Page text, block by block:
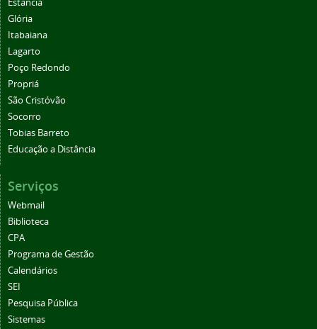
Estância
Glória
Itabaiana
Lagarto
Poço Redondo
Propriá
São Cristóvão
Socorro
Tobias Barreto
Educação a Distância
Serviços
Webmail
Biblioteca
CPA
Programa de Gestão
Calendários
SEI
Pesquisa Pública
Sistemas